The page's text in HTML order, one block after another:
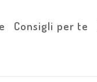
Consigli per te